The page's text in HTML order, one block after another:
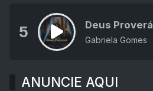
5 Deus Proverá
Gabriela Gomes
ANUNCIE AQUI